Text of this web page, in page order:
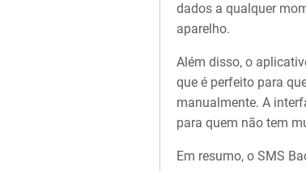
dados a qualquer
aparelho.
Além disso, o
que é perfeito para
manualmente. A
para quem não tem
Em resumo, o SMS